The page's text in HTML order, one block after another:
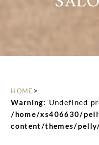
HOME >
Warning : Undefined
/home/xs406630/
content/themes/